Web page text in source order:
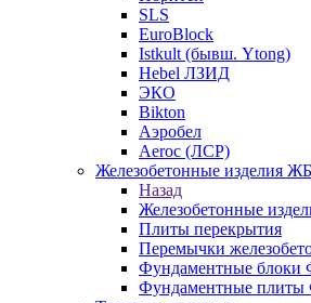
SLS
EuroBlock
Istkult (бывш. Ytong)
Hebel ЛЗИД
ЭКО
Bikton
Аэробел
Aeroc (ЛСР)
Железобетонные изделия
Назад
Железобетонные
Плиты перекрытия
Перемычки
Фундаментные блоки
Фундаментные